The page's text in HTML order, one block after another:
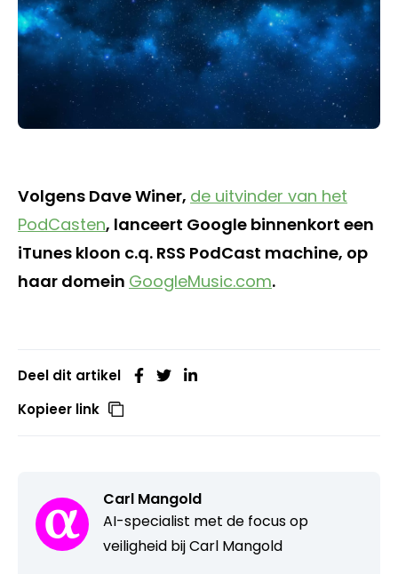
Volgens Dave Winer, de uitvinder van het
PodCasten, lanceert Google binnenkort een
iTunes kloon c.q. RSS PodCast machine, op
haar domein GoogleMusic.com.
Deel dit artikel
Kopieer link
Carl Mangold
AI-specialist met de focus op
veiligheid bij Carl Mangold